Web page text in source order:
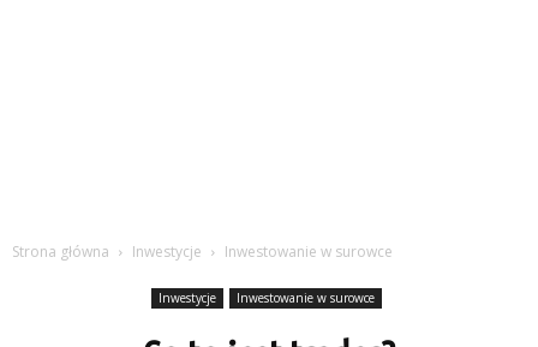
Strona główna Inwestycje Inwestowanie w surowce
Inwestycje Inwestowanie w surowce